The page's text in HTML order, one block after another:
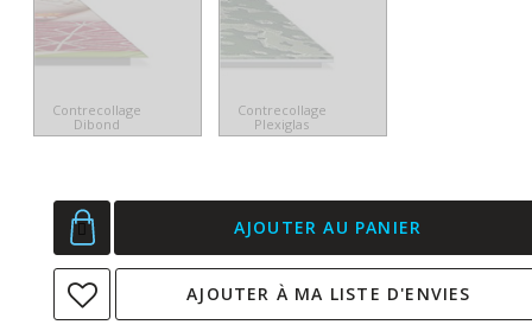
Contrecollage
Dibond
Contrecollage
Plexiglas
AJOUTER AU PANIER
AJOUTER À MA LISTE D'ENVIES